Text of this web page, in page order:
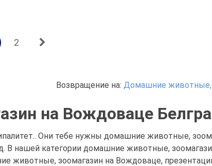
2
Возвращение на: Домашние животные,
на Вождоваце
Они тебе нужны домашние животные,
В нашей категории домашние животные,
животные, зоомагазин на Вождоваце,